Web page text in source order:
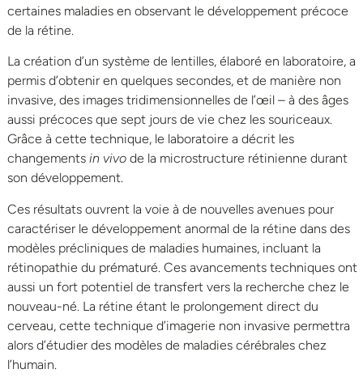
certaines maladies en observant le développement précoce
de la rétine.
La création d’un système de lentilles, élaboré en laboratoire, a
permis d’obtenir en quelques secondes, et de manière non
invasive, des images tridimensionnelles de l’œil – à des âges
aussi précoces que sept jours de vie chez les souriceaux.
Grâce à cette technique, le laboratoire a décrit les
changements in vivo de la microstructure rétinienne durant
son développement.
Ces résultats ouvrent la voie à de nouvelles avenues pour
caractériser le développement anormal de la rétine dans des
modèles précliniques de maladies humaines, incluant la
rétinopathie du prématuré. Ces avancements techniques ont
aussi un fort potentiel de transfert vers la recherche chez le
nouveau-né. La rétine étant le prolongement direct du
cerveau, cette technique d’imagerie non invasive permettra
alors d’étudier des modèles de maladies cérébrales chez
l’humain.